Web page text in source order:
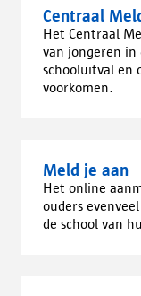
Centraal
Het Centraal
van jongeren in
schooluitval en
voorkomen.
Meld je aan
Het online
ouders
de school van